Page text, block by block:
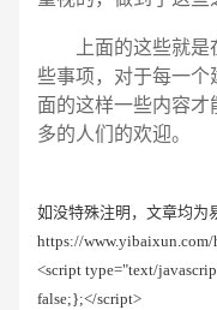
上面的这些就是
些事项，对于每一个
面的这样一些内容才
多的人们的欢迎。
如没特殊注明，文章均为
https://
<script type="text/
false;};</script>